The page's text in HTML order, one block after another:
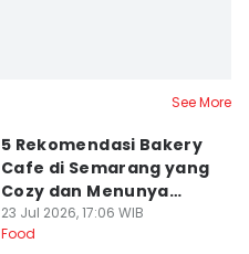
See More
5 Rekomendasi Bakery
Cafe di Semarang yang
Cozy dan Menunya
Yummy
23 Jul 2026, 17:06 WIB
Food